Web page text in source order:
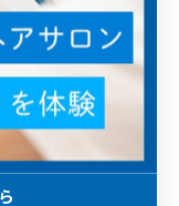
江田島ならでは
てくれます。
トの情報源とな
動に参加する方
ながりは、江田
ます。